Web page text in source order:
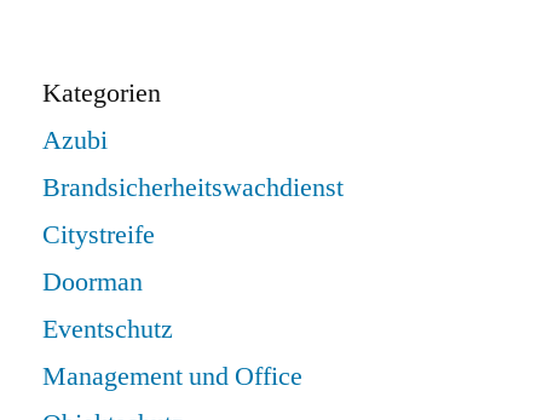
Kategorien
Azubi
Brandsicherheitswachdienst
Citystreife
Doorman
Eventschutz
Management und Office